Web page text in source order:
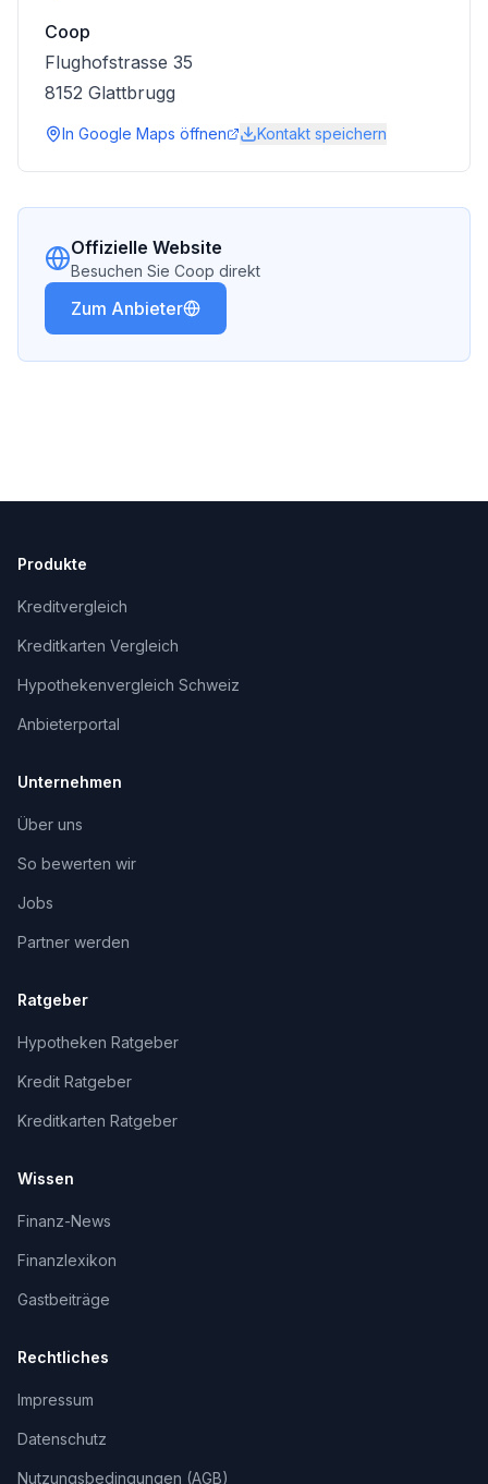
Coop
Flughofstrasse 35
8152 Glattbrugg
In Google Maps öffnen Kontakt speichern
Offizielle Website
Besuchen Sie Coop direkt
Zum Anbieter
Produkte
Kreditvergleich
Kreditkarten Vergleich
Hypothekenvergleich Schweiz
Anbieterportal
Unternehmen
Über uns
So bewerten wir
Jobs
Partner werden
Ratgeber
Hypotheken Ratgeber
Kredit Ratgeber
Kreditkarten Ratgeber
Wissen
Finanz-News
Finanzlexikon
Gastbeiträge
Rechtliches
Impressum
Datenschutz
Nutzungsbedingungen (AGB)